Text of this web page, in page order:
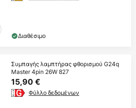
Διαθέσιμο
Συμπαγής λαμπτήρας φθορισμού G24q
Master 4pin 26W 827
15,90 €
Φύλλο δεδομένων